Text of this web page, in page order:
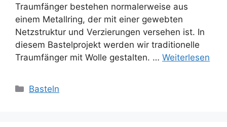
Traumfänger bestehen normalerweise aus
einem Metallring, der mit einer gewebten
Netzstruktur und Verzierungen versehen ist. In
diesem Bastelprojekt werden wir traditionelle
Traumfänger mit Wolle gestalten. … Weiterlesen
Kategorien
Basteln